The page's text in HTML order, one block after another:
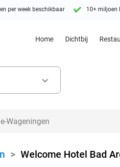
per week beschikbaar 10+ miljoen
Home Dichtbij
keyboard_arrow_down
> Welcome Hotel Bad